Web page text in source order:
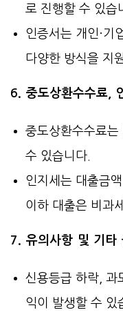
로 진행할 수 있습
인증서는 개인·기
다양한 방식을 지
6. 중도상환수수료,
중도상환수수료
수 있습니다.
인지세는 대출금
이하 대출은 비과
7. 유의사항 및 기타
신용등급 하락, 과
익이 발생할 수 있